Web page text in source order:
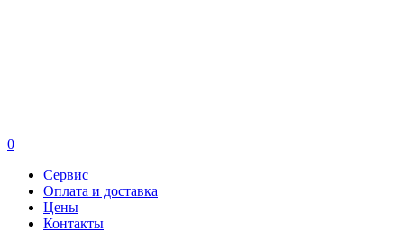
0
Сервис
Оплата и доставка
Цены
Контакты